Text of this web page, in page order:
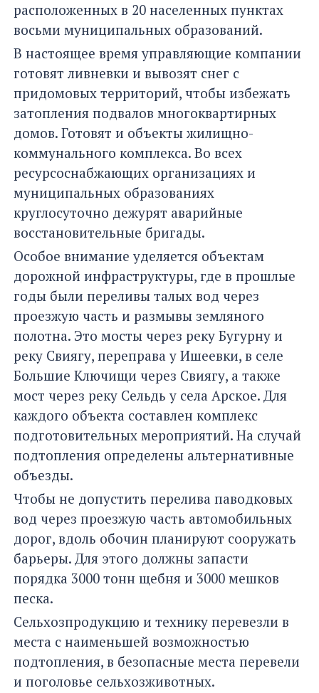
расположенных в 20 населенных пунктах
восьми муниципальных образований.
В настоящее время управляющие компании
готовят ливневки и вывозят снег с
придомовых территорий, чтобы избежать
затопления подвалов многоквартирных
домов. Готовят и объекты жилищно-
коммунального комплекса. Во всех
ресурсоснабжающих организациях и
муниципальных образованиях
круглосуточно дежурят аварийные
восстановительные бригады.
Особое внимание уделяется объектам
дорожной инфраструктуры, где в прошлые
годы были переливы талых вод через
проезжую часть и размывы земляного
полотна. Это мосты через реку Бугурну и
реку Свиягу, переправа у Ишеевки, в селе
Большие Ключищи через Свиягу, а также
мост через реку Сельдь у села Арское. Для
каждого объекта составлен комплекс
подготовительных мероприятий. На случай
подтопления определены альтернативные
объезды.
Чтобы не допустить перелива паводковых
вод через проезжую часть автомобильных
дорог, вдоль обочин планируют сооружать
барьеры. Для этого должны запасти
порядка 3000 тонн щебня и 3000 мешков
песка.
Сельхозпродукцию и технику перевезли в
места с наименьшей возможностью
подтопления, в безопасные места перевели
и поголовье сельхозживотных.